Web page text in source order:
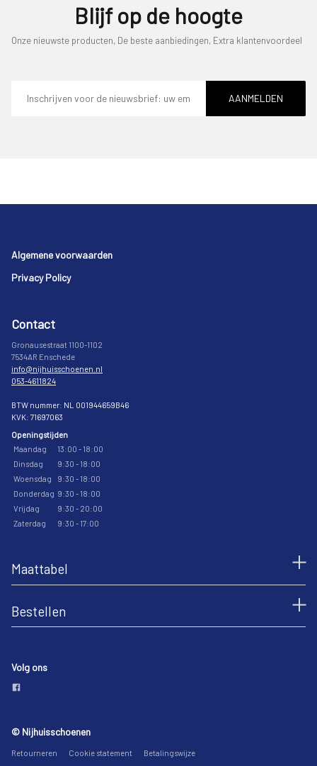
Blijf op de hoogte
Onze nieuwste producten, De beste aanbiedingen, Extra klantenvoordeel
mailadres
AANMELDEN
Footer
Algemene voorwaarden
Privacy Policy
Contact
Gronausestraat 1100-1102
7534AR Enschede
info@nijhuisschoenen.nl
053-4611824
BTW nummer: NL 001944659B46
KVK: 71697063
Openingstijden
Maandag
13:00 - 18:00
Dinsdag
9:30 - 18:00
Woensdag
9:30 - 18:00
Donderdag 9:30 - 18:00
Vrijdag
9:30 - 20:00
Zaterdag
9:30 - 17:00
Maattabel
Bestellen
Volg ons
© Nijhuisschoenen
Retourneren Cookie statement Betalingswijze